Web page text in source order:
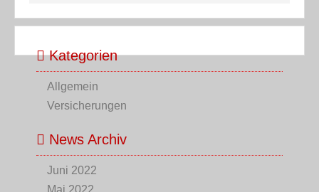
Kategorien
Allgemein
Versicherungen
News Archiv
Juni 2022
Mai 2022